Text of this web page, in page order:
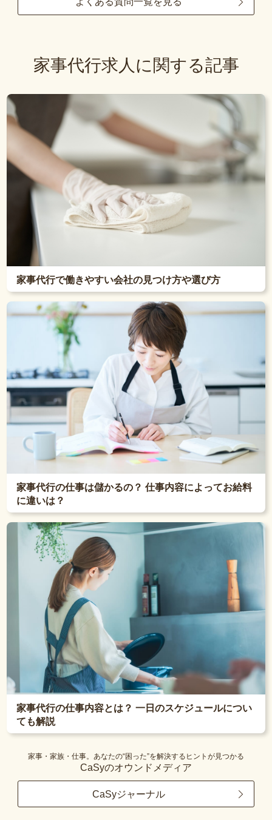
家事代行求人に関する記事
家事代行で働きやすい会社の見つけ方や選び方
家事代行の仕事は儲かるの？ 仕事内容によってお給料
に違いは？
家事代行の仕事内容とは？ 一日のスケジュールについ
ても解説
家事・家族・仕事。あなたの“困った”を解決するヒントが見つかる
CaSyのオウンドメディア
CaSyジャーナル